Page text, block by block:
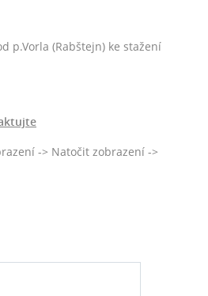
p.Vorla (Rabštejn) ke stažení
-> Natočit zobrazení ->